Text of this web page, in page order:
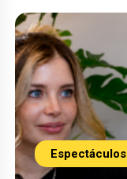
Espectáculos